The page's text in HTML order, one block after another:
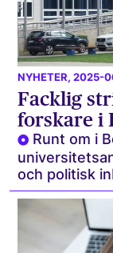
NYHETER, 2025-
Facklig
forskare i
Runt om i
och politisk